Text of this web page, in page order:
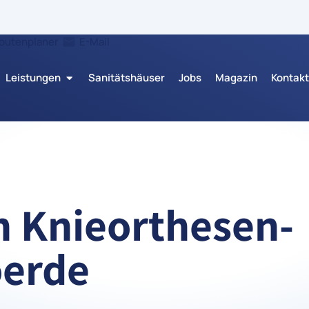
Leistungen Sanitätshäuser Jobs Magazin Kontakt